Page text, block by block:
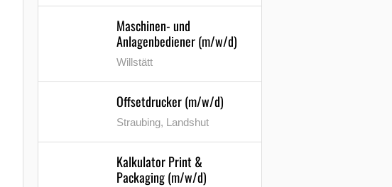
Maschinen- und
Anlagenbediener (m/w/d)
Willstätt
Offsetdrucker (m/w/d)
Straubing, Landshut
Kalkulator Print &
Packaging (m/w/d)